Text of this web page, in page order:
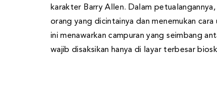
karakter Barry Allen. Dalam
orang yang dicintainya dan menemukan
ini menawarkan campuran yang seimbang
wajib disaksikan hanya di layar terbesar